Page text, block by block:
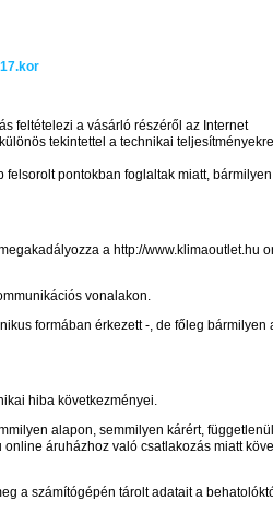
feltételezi a vásárló részéről az Internet
tekintettel a technikai
pontokban foglaltak miatt,
a http://www.klimaoutlet.hu
vonalakon.
formában érkezett -, de főleg bármilyen
hiba következményei.
alapon, semmilyen kárért,
áruházhoz való csatlakozás miatt
a számítógépén tárolt adatait a